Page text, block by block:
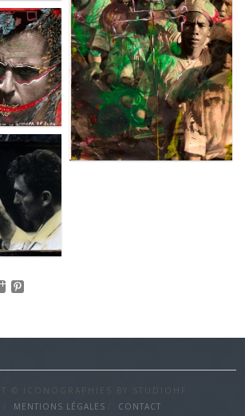
© ICONOGRAPHIES BY STUDIOHF
MENTIONS LÉGALES CONTACT